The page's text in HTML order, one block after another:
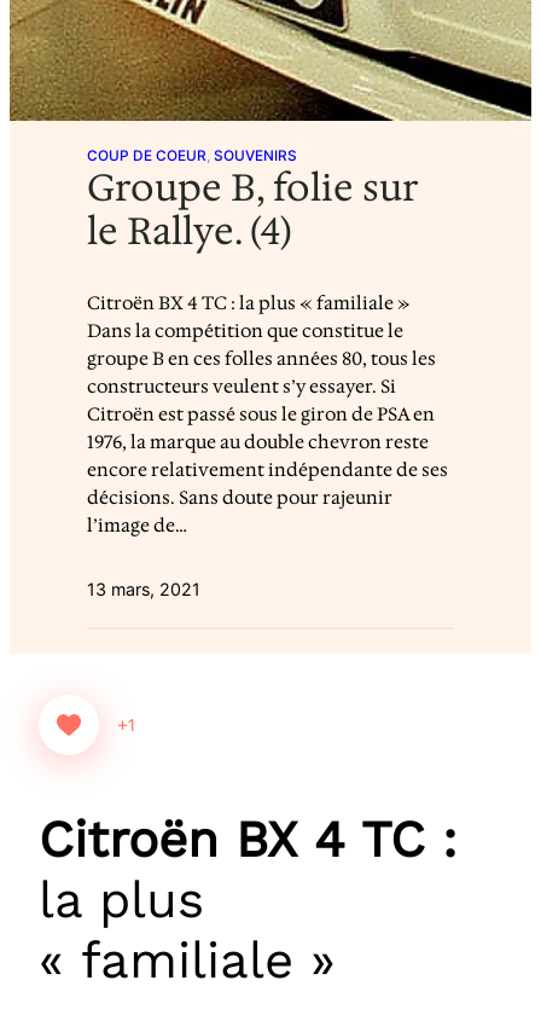
COUP DE COEUR, SOUVENIRS
Groupe B, folie sur
le Rallye. (4)
Citroën BX 4 TC : la plus « familiale »
Dans la compétition que constitue le
groupe B en ces folles années 80, tous les
constructeurs veulent s’y essayer. Si
Citroën est passé sous le giron de PSA en
1976, la marque au double chevron reste
encore relativement indépendante de ses
décisions. Sans doute pour rajeunir
l’image de…
13 mars, 2021
+1
Citroën BX 4 TC :
la plus
« familiale »